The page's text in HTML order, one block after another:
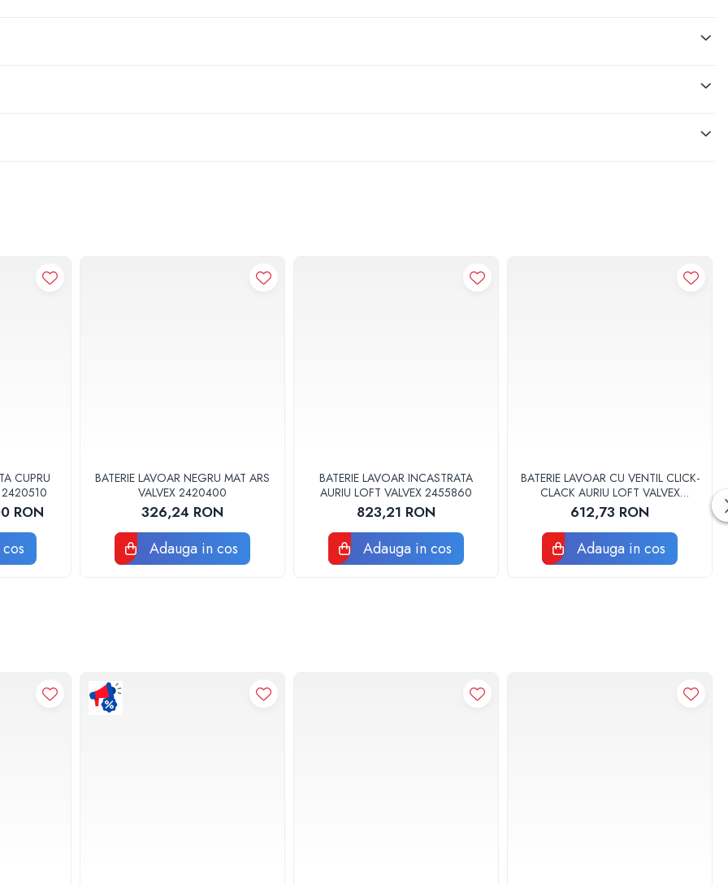
CUPRU
2420510
RON
BATERIE LAVOAR NEGRU MAT ARS
VALVEX 2420400
326,24 RON
Adauga in cos
BATERIE LAVOAR INCASTRATA
AURIU LOFT VALVEX 2455860
823,21 RON
Adauga in cos
BATERIE LAVOAR CU VENTIL CLICK-
CLACK AURIU LOFT VALVEX
2455800
612,73 RON
Adauga in cos